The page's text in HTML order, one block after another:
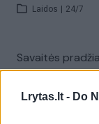
Lrytas.lt - Do
Laidos 24/7
Savaitės
dar sieks 30
Žinios | Orai